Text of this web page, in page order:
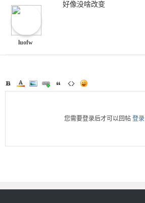
luofw
好像没啥改变
您需要登录后才可以回帖登录